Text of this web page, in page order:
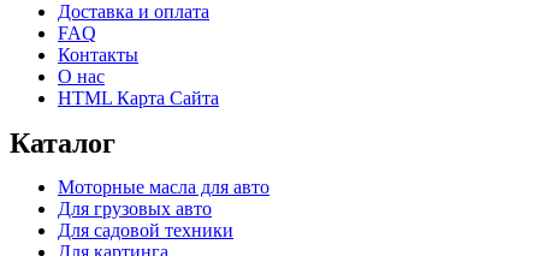
Доставка и оплата
FAQ
Контакты
О нас
HTML Карта Сайта
Каталог
Моторные масла для авто
Для грузовых авто
Для садовой техники
Для картинга